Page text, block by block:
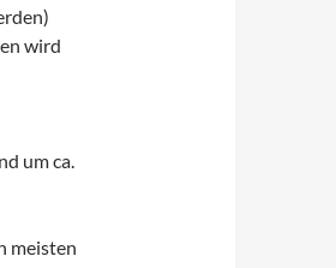
wird
um ca.
meisten